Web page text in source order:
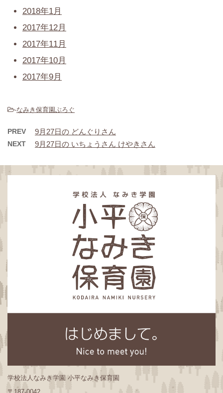
2018年1月
2017年12月
2017年11月
2017年10月
2017年9月
-なみき保育園ぶろぐ
PREV 9月27日の どんぐりさん
NEXT 9月27日の いちょうさん けやきさん
学校法人なみき学園 小平なみき保育園